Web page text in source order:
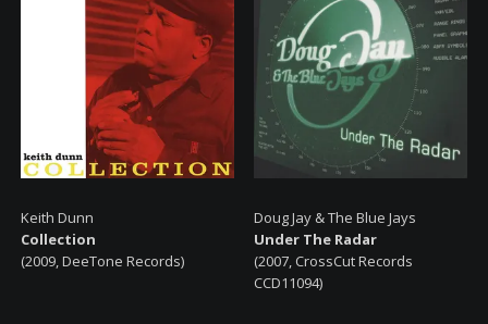
Keith Dunn
Collection
(2009, DeeTone Records)
Doug Jay & The Blue Jays
Under The Radar
(2007, CrossCut Records
CCD11094)